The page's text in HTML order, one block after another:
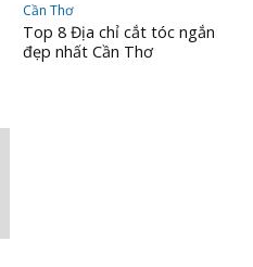
Cần Thơ
Top 8 Địa chỉ cắt tóc ngắn
đẹp nhất Cần Thơ